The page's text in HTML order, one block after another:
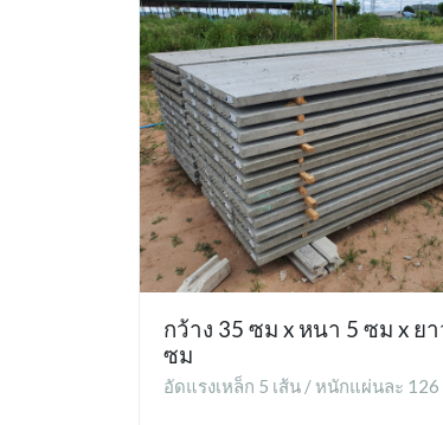
กว้าง 35 ซม x หนา 5 ซม x ย
ซม
อัดแรงเหล็ก 5 เส้น / หนักแผ่นละ 126